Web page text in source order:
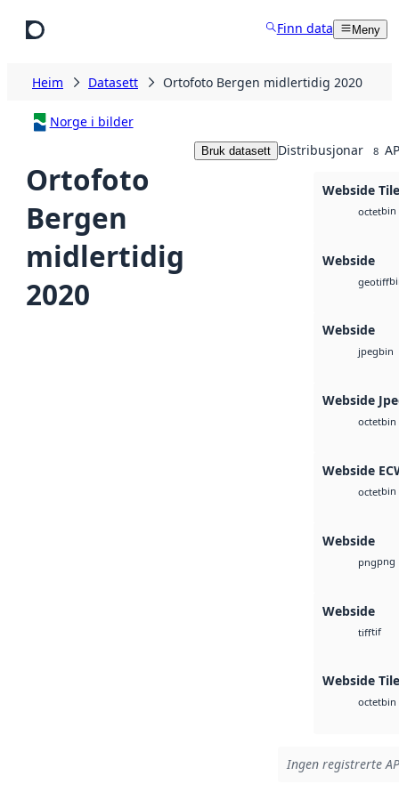
Finn data Meny
Heim Datasett Ortofoto Bergen midlertidig 2020
Norge i bilder
Ortofoto
Bergen
midlertidig
2020
Bruk datasett Distribusjonar 8
Webside
octetbin
Webside
geotiff
Webside
jpegbin
Webside
octetbin
Webside
octetbin
Webside
pngpng
Webside
tifftif
Webside
octetbin
Ingen registrerte